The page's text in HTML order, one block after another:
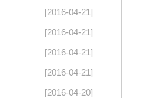
[2016-04-21]
[2016-04-21]
[2016-04-21]
[2016-04-21]
[2016-04-20]